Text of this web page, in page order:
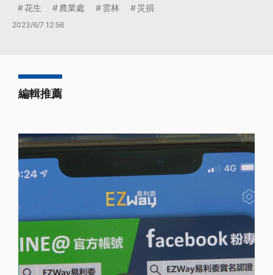
花生 農業處 雲林 災損
2023/6/7 12:56
編輯推薦